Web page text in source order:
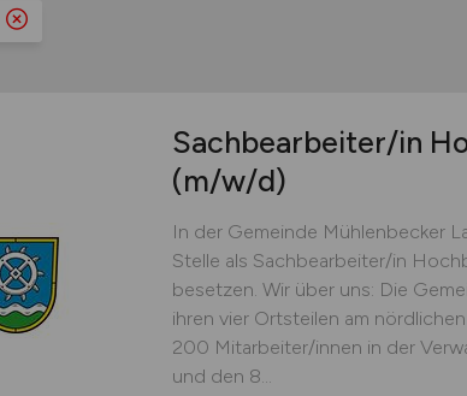
Sachbearbeiter/in
(m/w/d)
In der Gemeinde Mühlenbecker
Stelle als Sachbearbeiter/in
besetzen. Wir über uns: Die
ihren vier Ortsteilen am
200 Mitarbeiter/innen in der
und den 8...